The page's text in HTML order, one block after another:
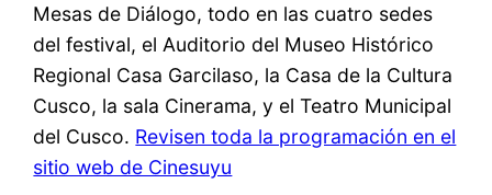
Mesas de Diálogo, todo en las cuatro sedes
del festival, el Auditorio del Museo Histórico
Regional Casa Garcilaso, la Casa de la Cultura
Cusco, la sala Cinerama, y el Teatro Municipal
del Cusco. Revisen toda la programación en el
sitio web de Cinesuyu